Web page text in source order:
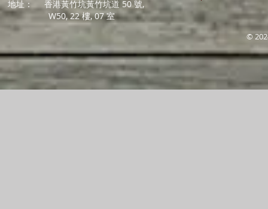
地址：
香港黃竹坑黃竹坑道 50 號,
W50, 22 樓, 07 室
©